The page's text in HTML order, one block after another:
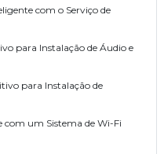
com o Serviço de
para Instalação de Áudio e
para Instalação de
com um Sistema de Wi-Fi